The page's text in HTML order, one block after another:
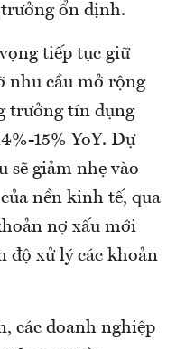
ổn định.
tiếp tục giữ
nhu cầu mở rộng
trưởng tín dụng
15% YoY. Dự
sẽ giảm nhẹ vào
nền kinh tế, qua
nợ xấu mới
độ xử lý các khoản
các doanh nghiệp